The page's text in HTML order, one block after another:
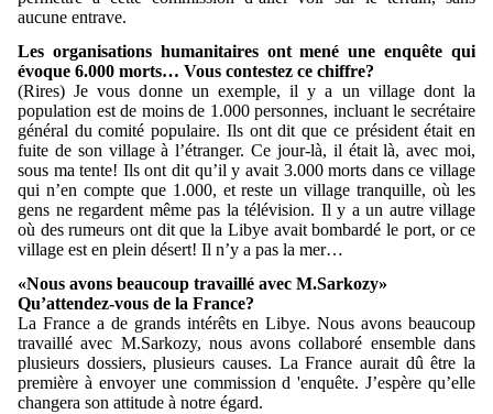
aucune entrave.
Les organisations humanitaires ont mené une enquête qui
évoque 6.000 morts… Vous contestez ce chiffre?
(Rires) Je vous donne un exemple, il y a un village dont la
population est de moins de 1.000 personnes, incluant le secrétaire
général du comité populaire. Ils ont dit que ce président était en
fuite de son village à l’étranger. Ce jour-là, il était là, avec moi,
sous ma tente! Ils ont dit qu’il y avait 3.000 morts dans ce village
qui n’en compte que 1.000, et reste un village tranquille, où les
gens ne regardent même pas la télévision. Il y a un autre village
où des rumeurs ont dit que la Libye avait bombardé le port, or ce
village est en plein désert! Il n’y a pas la mer…
«Nous avons beaucoup travaillé avec M.Sarkozy»
Qu’attendez-vous de la France?
La France a de grands intérêts en Libye. Nous avons beaucoup
travaillé avec M.Sarkozy, nous avons collaboré ensemble dans
plusieurs dossiers, plusieurs causes. La France aurait dû être la
première à envoyer une commission d 'enquête. J’espère qu’elle
changera son attitude à notre égard.